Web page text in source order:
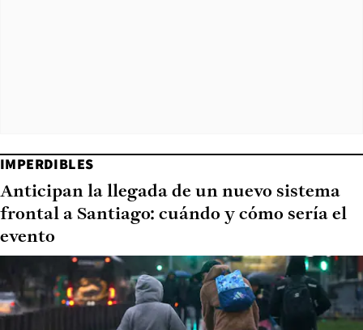
IMPERDIBLES
Anticipan la llegada de un nuevo sistema
frontal a Santiago: cuándo y cómo sería el
evento